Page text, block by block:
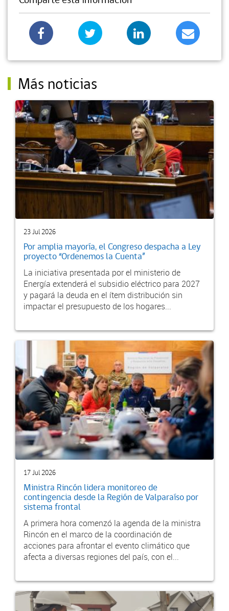
Más noticias
23 Jul 2026
Por amplia mayoría, el Congreso despacha a Ley
proyecto “Ordenemos la Cuenta”
La iniciativa presentada por el ministerio de
Energía extenderá el subsidio eléctrico para 2027
y pagará la deuda en el ítem distribución sin
impactar el presupuesto de los hogares...
17 Jul 2026
Ministra Rincón lidera monitoreo de
contingencia desde la Región de Valparaíso por
sistema frontal
A primera hora comenzó la agenda de la ministra
Rincón en el marco de la coordinación de
acciones para afrontar el evento climático que
afecta a diversas regiones del país, con el...